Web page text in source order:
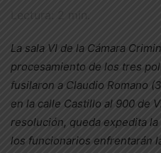
La sala VI de la Cámara
procesamiento de los tres
fusilaron a Claudio Romano
en la calle Castillo al 900 de
resolución, queda expedita
los funcionarios enfrentarán